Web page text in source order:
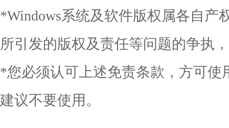
*Windows系统及软件版权属各自产
所引发的版权及责任等问题的争执
*您必须认可上述免责条款，方可使
建议不要使用。